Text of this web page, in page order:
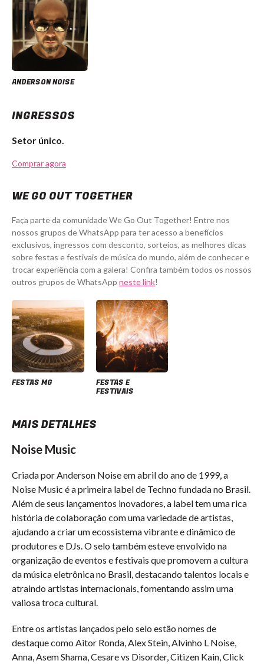
ANDERSON NOISE
INGRESSOS
Setor único.
Comprar agora
WE GO OUT TOGETHER
Faça parte da comunidade We Go Out Together! Entre nos
nossos grupos de WhatsApp para ter acesso a benefícios
exclusivos, ingressos com desconto, sorteios, as melhores dicas
sobre festas e festivais de música do mundo, além de conhecer e
trocar experiência com a galera! Confira também todos os nossos
outros grupos de WhatsApp neste link!
FESTAS MG
FESTAS E
FESTIVAIS
MAIS DETALHES
Noise Music
Criada por Anderson Noise em abril do ano de 1999, a
Noise Music é a primeira label de Techno fundada no Brasil.
Além de seus lançamentos inovadores, a label tem uma rica
história de colaboração com uma variedade de artistas,
ajudando a criar um ecossistema vibrante e dinâmico de
produtores e DJs. O selo também esteve envolvido na
organização de eventos e festivais que promovem a cultura
da música eletrônica no Brasil, destacando talentos locais e
atraindo artistas internacionais, fomentando assim uma
valiosa troca cultural.
Entre os artistas lançados pelo selo estão nomes de
destaque como Aitor Ronda, Alex Stein, Alvinho L Noise,
Anna, Asem Shama, Cesare vs Disorder, Citizen Kain, Click